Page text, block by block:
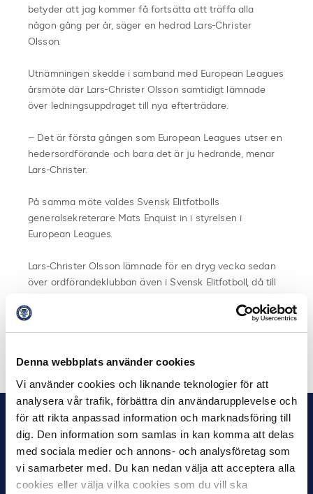
Denna webbplats använder cookies
Vi använder cookies och liknande teknologier för att
analysera vår trafik, förbättra din användarupplevelse och
för att rikta anpassad information och marknadsföring till
dig. Den information som samlas in kan komma att delas
med sociala medier och annons- och analysföretag som
vi samarbeter med. Du kan nedan välja att acceptera alla
cookies eller välja vilka cookies som du vill ska
betyder att jag kommer få fortsätta att träffa alla
någon gång per år, säger en hedrad Lars-Christer
Olsson.
Utnämningen skedde i samband med European Leagues
årsmöte där Lars-Christer Olsson samtidigt lämnade
över ledningsuppdraget till nya efterträdare.
– Det är första gången som European Leagues utser en
hedersordförande och bara det är ju hedrande, menar
Lars-Christer.
På samma möte valdes Svensk Elitfotbolls
generalsekreterare Mats Enquist in i styrelsen i
European Leagues.
Lars-Christer Olsson lämnade för en dryg vecka sedan
över ordförandeklubban även i Svensk Elitfotboll, då till
in som hedersordförande i Svensk Elitfotboll.